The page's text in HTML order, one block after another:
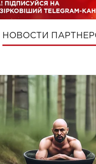
НОВОСТИ